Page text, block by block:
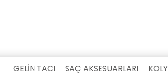
GELİN TACI SAÇ AKSESUARLARI